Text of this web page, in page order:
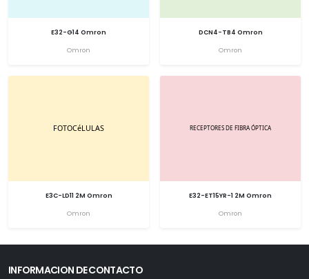
E32-G14 Omron
Omron
DCN4-TB4 Omron
Omron
E3C-LD11 2M Omron
Omron
E32-ET15YR-1 2M Omron
Omron
INFORMACION DE CONTACTO